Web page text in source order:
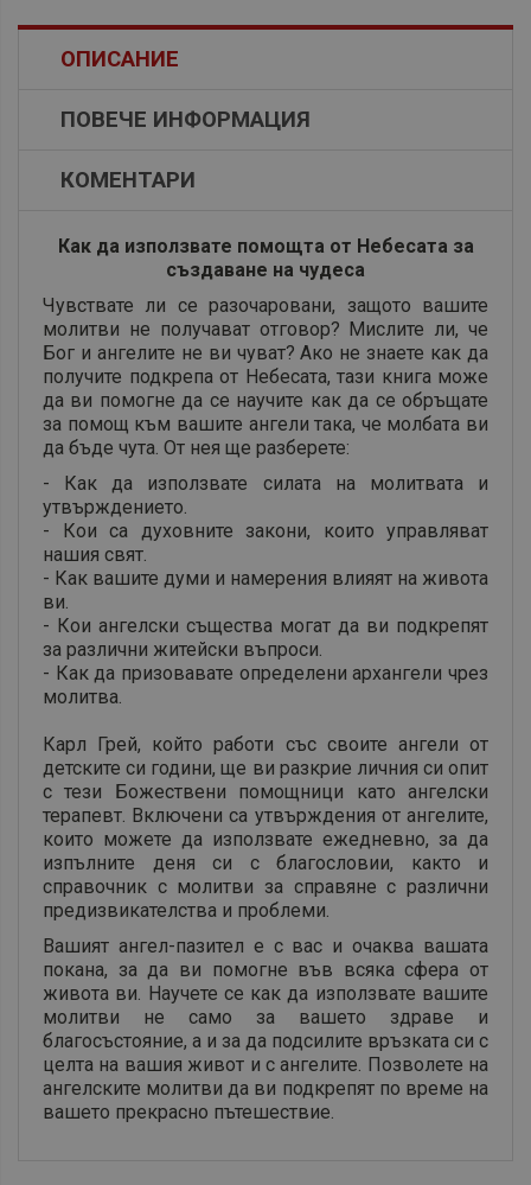
ОПИСАНИЕ
ПОВЕЧЕ ИНФОРМАЦИЯ
КОМЕНТАРИ
Как да използвате помощта от Небесата за
създаване на чудеса
Чувствате ли се разочаровани, защото вашите
молитви не получават отговор? Мислите ли, че
Бог и ангелите не ви чуват? Ако не знаете как да
получите подкрепа от Небесата, тази книга може
да ви помогне да се научите как да се обръщате
за помощ към вашите ангели така, че молбата ви
да бъде чута. От нея ще разберете:
- Как да използвате силата на молитвата и
утвърждението.
- Кои са духовните закони, които управляват
нашия свят.
- Как вашите думи и намерения влияят на живота
ви.
- Кои ангелски същества могат да ви подкрепят
за различни житейски въпроси.
- Как да призовавате определени архангели чрез
молитва.
Карл Грей, който работи със своите ангели от
детските си години, ще ви разкрие личния си опит
с тези Божествени помощници като ангелски
терапевт. Включени са утвърждения от ангелите,
които можете да използвате ежедневно, за да
изпълните деня си с благословии, както и
справочник с молитви за справяне с различни
предизвикателства и проблеми.
Вашият ангел-пазител е с вас и очаква вашата
покана, за да ви помогне във всяка сфера от
живота ви. Научете се как да използвате вашите
молитви не само за вашето здраве и
благосъстояние, а и за да подсилите връзката си с
целта на вашия живот и с ангелите. Позволете на
ангелските молитви да ви подкрепят по време на
вашето прекрасно пътешествие.